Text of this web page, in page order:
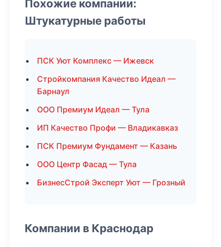
Похожие компании:
Штукатурные работы
ПСК Уют Комплекс — Ижевск
Стройкомпания Качество Идеал —
Барнаул
ООО Премиум Идеал — Тула
ИП Качество Профи — Владикавказ
ПСК Премиум Фундамент — Казань
ООО Центр Фасад — Тула
БизнесСтрой Эксперт Уют — Грозный
Компании в Краснодар